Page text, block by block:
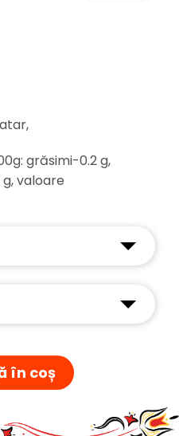
grăsimi-0.2 g,
valoare
în coș